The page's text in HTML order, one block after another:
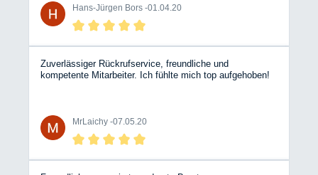
unserem Womo übernachten. Das Personal am Empfang
und in der Werkstatt ist sehr freundlich und hilfsbereit.Die
Montage erfolgte im verabredeten Zeitrahmen. Schade,
Hans-Jürgen Bors -01.04.20
Zuverlässiger Rückrufservice, freundliche und
kompetente Mitarbeiter. Ich fühlte mich top aufgehoben!
MrLaichy -07.05.20